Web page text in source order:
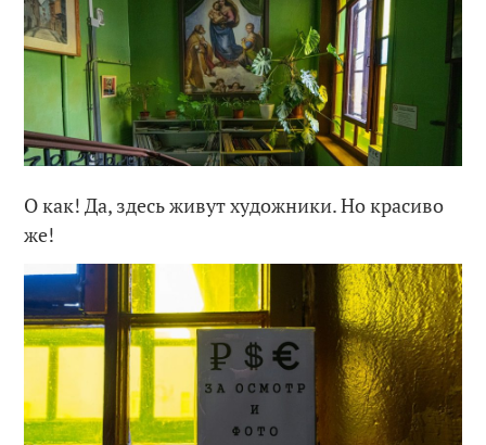
О как! Да, здесь живут художники. Но красиво
же!